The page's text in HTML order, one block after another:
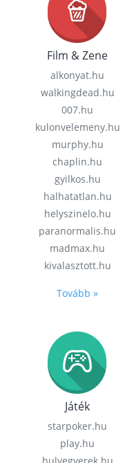
Film & Zene
alkonyat.hu
walkingdead.hu
007.hu
kulonvelemeny.hu
murphy.hu
chaplin.hu
gyilkos.hu
halhatatlan.hu
helyszinelo.hu
paranormalis.hu
madmax.hu
kivalasztott.hu
Tovább »
Játék
starpoker.hu
play.hu